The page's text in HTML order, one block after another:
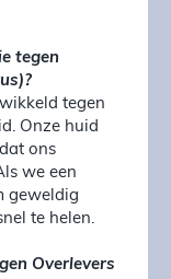
tegen
tegen
Onze huid
ons
we een
geweldig
te helen.
Overlevers